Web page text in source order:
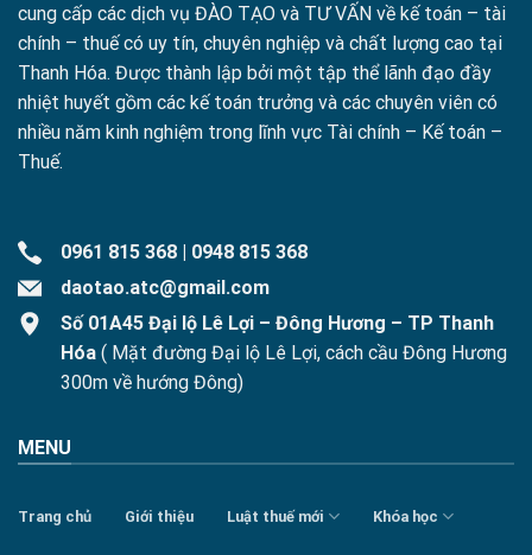
cung cấp các dịch vụ ĐÀO TẠO và TƯ VẤN về kế toán – tài
chính – thuế có uy tín, chuyên nghiệp và chất lượng cao tại
Thanh Hóa. Được thành lập bởi một tập thể lãnh đạo đầy
nhiệt huyết gồm các kế toán trưởng và các chuyên viên có
nhiều năm kinh nghiệm trong lĩnh vực Tài chính – Kế toán –
Thuế.
0961 815 368 | 0948 815 368
daotao.atc@gmail.com
Số 01A45 Đại lộ Lê Lợi – Đông Hương – TP Thanh
Hóa ( Mặt đường Đại lộ Lê Lợi, cách cầu Đông Hương
300m về hướng Đông)
MENU
Trang chủ Giới thiệu Luật thuế mới Khóa học